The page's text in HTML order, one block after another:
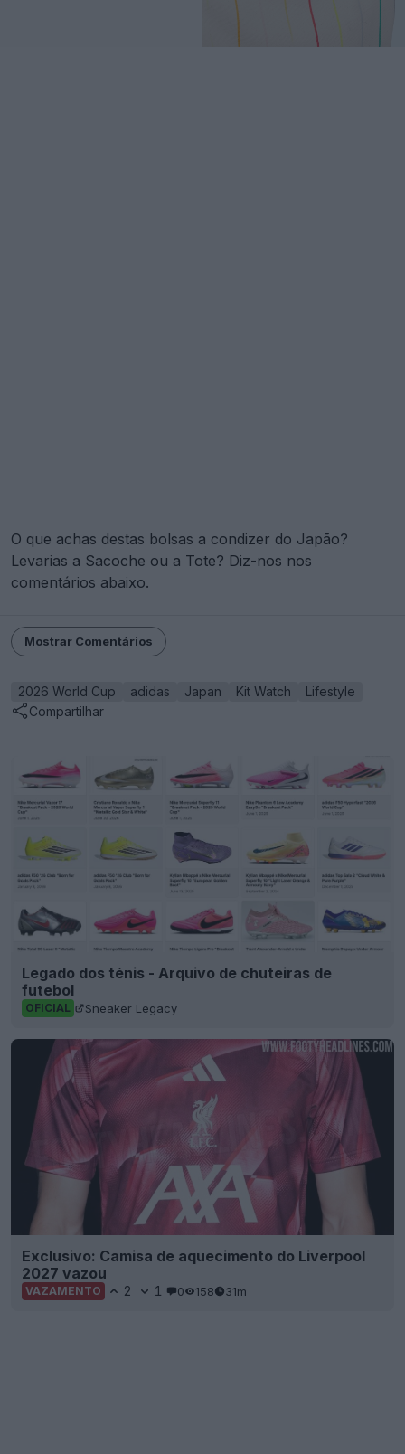
O que achas destas bolsas a condizer do Japão?
Levarias a Sacoche ou a Tote? Diz-nos nos
comentários abaixo.
Mostrar Comentários
2026 World Cup adidas Japan Kit Watch
Lifestyle
Compartilhar
Legado dos ténis - Arquivo de chuteiras de
futebol
OFICIAL Sneaker Legacy
Exclusivo: Camisa de aquecimento do Liverpool
2027 vazou
VAZAMENTO 2 1 0 158 31m